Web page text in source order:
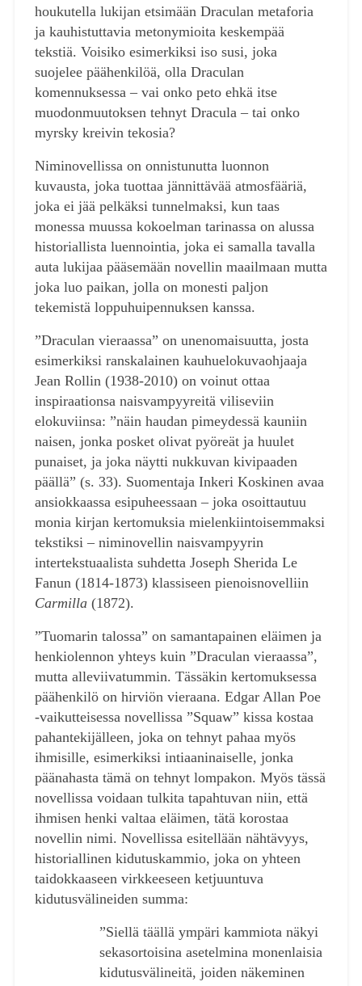
houkutella lukijan etsimään Draculan metaforia
ja kauhistuttavia metonymioita keskempää
tekstiä. Voisiko esimerkiksi iso susi, joka
suojelee päähenkilöä, olla Draculan
komennuksessa – vai onko peto ehkä itse
muodonmuutoksen tehnyt Dracula – tai onko
myrsky kreivin tekosia?
Niminovellissa on onnistunutta luonnon
kuvausta, joka tuottaa jännittävää atmosfääriä,
joka ei jää pelkäksi tunnelmaksi, kun taas
monessa muussa kokoelman tarinassa on alussa
historiallista luennointia, joka ei samalla tavalla
auta lukijaa pääsemään novellin maailmaan mutta
joka luo paikan, jolla on monesti paljon
tekemistä loppuhuipennuksen kanssa.
”Draculan vieraassa” on unenomaisuutta, josta
esimerkiksi ranskalainen kauhuelokuvaohjaaja
Jean Rollin (1938-2010) on voinut ottaa
inspiraationsa naisvampyyreitä viliseviin
elokuviinsa: ”näin haudan pimeydessä kauniin
naisen, jonka posket olivat pyöreät ja huulet
punaiset, ja joka näytti nukkuvan kivipaaden
päällä” (s. 33). Suomentaja Inkeri Koskinen avaa
ansiokkaassa esipuheessaan – joka osoittautuu
monia kirjan kertomuksia mielenkiintoisemmaksi
tekstiksi – niminovellin naisvampyyrin
intertekstuaalista suhdetta Joseph Sherida Le
Fanun (1814-1873) klassiseen pienoisnovelliin
Carmilla(1872).
”Tuomarin talossa” on samantapainen eläimen ja
henkiolennon yhteys kuin ”Draculan vieraassa”,
mutta alleviivatummin. Tässäkin kertomuksessa
päähenkilö on hirviön vieraana. Edgar Allan Poe
-vaikutteisessa novellissa ”Squaw” kissa kostaa
pahantekijälleen, joka on tehnyt pahaa myös
ihmisille, esimerkiksi intiaaninaiselle, jonka
päänahasta tämä on tehnyt lompakon. Myös tässä
novellissa voidaan tulkita tapahtuvan niin, että
ihmisen henki valtaa eläimen, tätä korostaa
novellin nimi. Novellissa esitellään nähtävyys,
historiallinen kidutuskammio, joka on yhteen
taidokkaaseen virkkeeseen ketjuuntuva
kidutusvälineiden summa:
”Siellä täällä ympäri kammiota näkyi
sekasortoisina asetelmina monenlaisia
kidutusvälineitä, joiden näkeminen